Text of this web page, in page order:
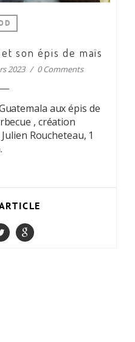
son épis de maïs
2023 0 Comments
aux épis de
, création
Roucheteau, 1